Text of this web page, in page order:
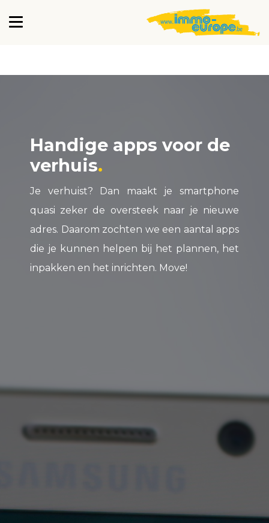
Handige apps voor de
verhuis
Je verhuist? Dan maakt je smartphone
quasi zeker de oversteek naar je nieuwe
adres. Daarom zochten we een aantal apps
die je kunnen helpen bij het plannen, het
inpakken en het inrichten. Move!